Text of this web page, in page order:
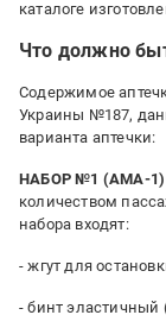
каталоге
Что должно
Содержимое
Украины №187,
варианта аптечки:
НАБОР №1 (АМА-1)
количеством
набора входят:
- жгут для
- бинт эластичный